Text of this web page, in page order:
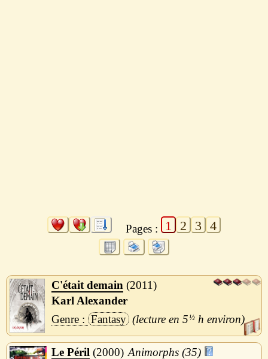
Pages : 1 2 3 4
C'était demain
2011
Karl Alexander
Fantasy
5½ h
Le Péril 2000
Animorphs (35)